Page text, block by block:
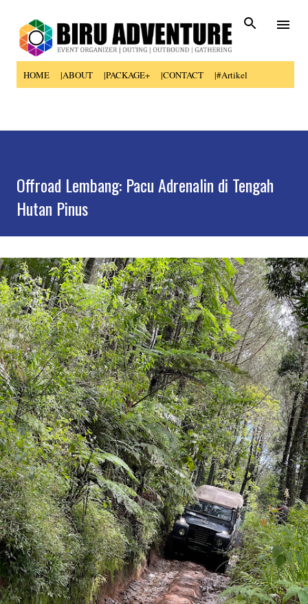
HOME |ABOUT |PACKAGE+ |CONTACT |#Artikel
Offroad Lembang: Pacu Adrenalin di Tengah
Hutan Pinus